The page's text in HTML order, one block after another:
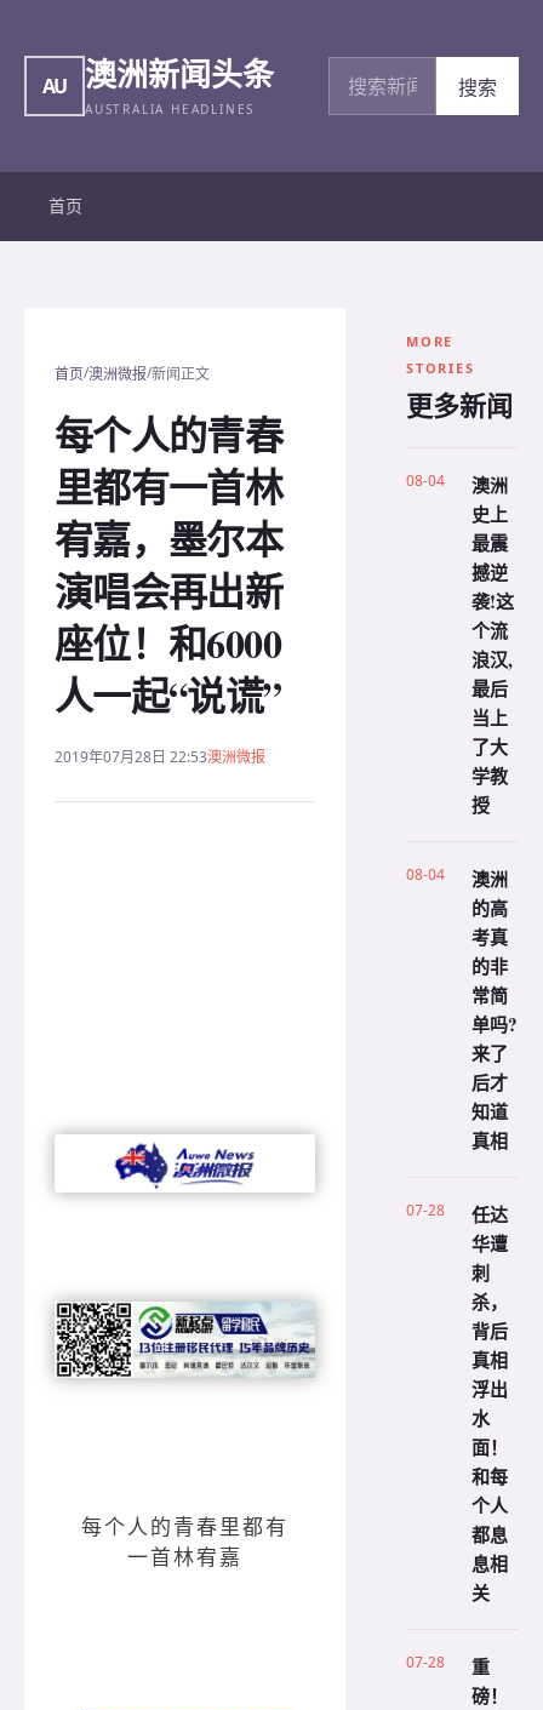
AU 澳洲新闻头条
AUSTRALIA HEADLINES
搜索新闻
搜索
首页
首页/澳洲微报/新闻正文
每个人的青春
里都有一首林
宥嘉，墨尔本
演唱会再出新
座位！和6000
人一起“说谎”
2019年07月28日 22:53澳洲微报
每个人的青春里都有
一首林宥嘉
MORE
STORIES
更多新闻
08-04
澳洲
史上
最震
撼逆
袭!这
个流
浪汉,
最后
当上
了大
学教
授
08-04
澳洲
的高
考真
的非
常简
单吗?
来了
后才
知道
真相
07-28
任达
华遭
刺
杀，
背后
真相
浮出
水
面！
和每
个人
都息
息相
关
07-28
重
磅！